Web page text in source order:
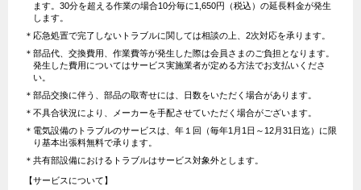
ます。30分を超える作業の場合10分毎に1,650円（税込）の延長料金が発生
します。
＊応急処置で完了しないトラブルに関しては相談の上、2次対応を承ります。
＊部品代、交換費用、作業費等が発生した際は会員さまのご負担となります。
発生した費用についてはサービス実施業者が定める方法でお支払いくださ
い。
＊部品交換に伴う、部品の取寄せには、日数をいただく場合があります。
＊不具合状況により、メーカーを手配させていただく場合がございます。
＊電気設備のトラブルのサービスは、年１回（毎年1月1日～12月31日迄）に限
り基本出張料無料で承ります。
＊共有部設備におけるトラブルはサービス対象外とします。
【サービスについて】